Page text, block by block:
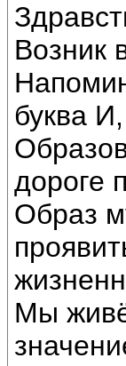
Возник
буква
дороге
Образ
Мы